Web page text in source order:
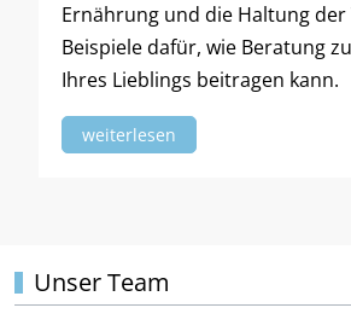
Ernährung und die Haltung der
Beispiele dafür, wie Beratung
Ihres Lieblings beitragen kann.
weiterlesen
Unser Team